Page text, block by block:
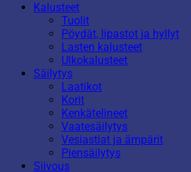
Kalusteet
Tuolit
Pöydät, lipastot ja hyllyt
Lasten kalusteet
Ulkokalusteet
Säilytys
Laatikot
Korit
Kenkätelineet
Vaatesäilytys
Vesiastiat ja ämpärit
Piensäilytys
Siivous